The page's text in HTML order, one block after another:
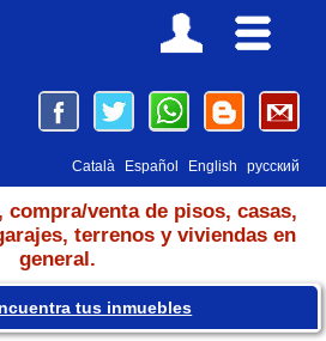
русский
English
Español
Català
venta de pisos, casas,
terrenos y viviendas en
general.
tus inmuebles